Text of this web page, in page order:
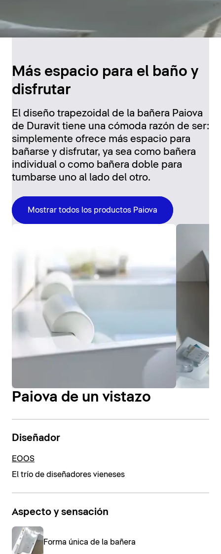
Más espacio para el baño y
disfrutar
El diseño trapezoidal de la bañera Paiova
de Duravit tiene una cómoda razón de ser:
simplemente ofrece más espacio para
bañarse y disfrutar, ya sea como bañera
individual o como bañera doble para
tumbarse uno al lado del otro.
Mostrar todos los productos Paiova
Paiova de un vistazo
Diseñador
EOOS
El trío de diseñadores vieneses
Aspecto y sensación
Forma única de la bañera